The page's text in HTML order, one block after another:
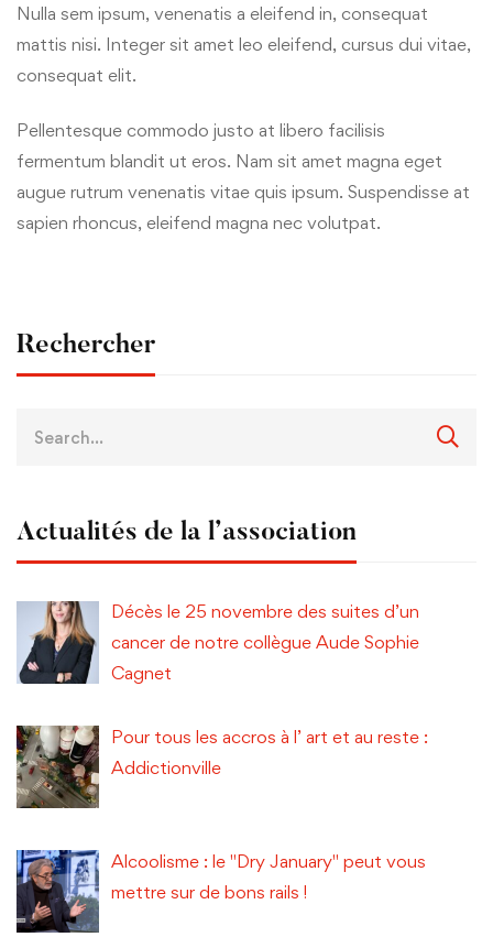
Nulla sem ipsum, venenatis a eleifend in, consequat
mattis nisi. Integer sit amet leo eleifend, cursus dui vitae,
consequat elit.
Pellentesque commodo justo at libero facilisis
fermentum blandit ut eros. Nam sit amet magna eget
augue rutrum venenatis vitae quis ipsum. Suspendisse at
sapien rhoncus, eleifend magna nec volutpat.
Rechercher
Actualités de la l’association
Décès le 25 novembre des suites d’un
cancer de notre collègue Aude Sophie
Cagnet
Pour tous les accros à l’ art et au reste :
Addictionville
Alcoolisme : le "Dry January" peut vous
mettre sur de bons rails !